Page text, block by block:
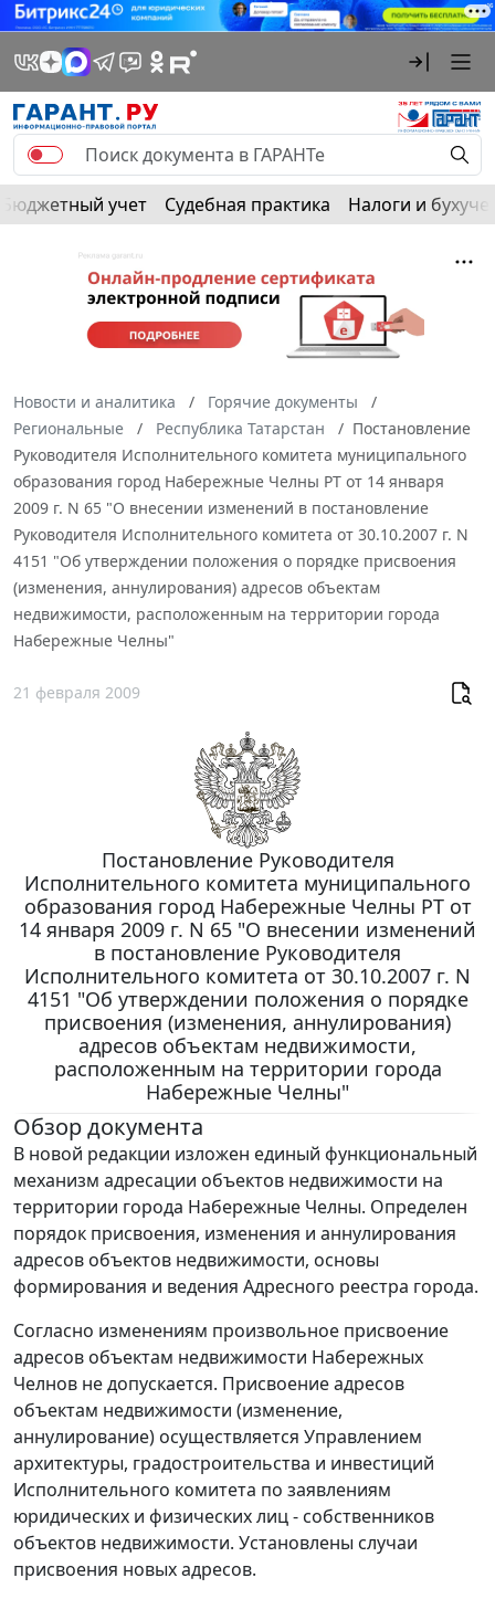
Бюджетный учет Судебная практика Налоги и
Новости и аналитика
Горячие документы
Региональные
Республика Татарстан
Постановление
Руководителя Исполнительного комитета муниципального
образования город Набережные Челны РТ от 14 января
2009 г. N 65 "О внесении изменений в постановление
Руководителя Исполнительного комитета от 30.10.2007 г. N
4151 "Об утверждении положения о порядке присвоения
(изменения, аннулирования) адресов объектам
недвижимости, расположенным на территории города
Набережные Челны"
21 февраля 2009
Постановление Руководителя
Исполнительного комитета муниципального
образования город Набережные Челны РТ от
14 января 2009 г. N 65 "О внесении изменений
в постановление Руководителя
Исполнительного комитета от 30.10.2007 г. N
4151 "Об утверждении положения о порядке
присвоения (изменения, аннулирования)
адресов объектам недвижимости,
расположенным на территории города
Набережные Челны"
Обзор документа
В новой редакции изложен единый функциональный
механизм адресации объектов недвижимости на
территории города Набережные Челны. Определен
порядок присвоения, изменения и аннулирования
адресов объектов недвижимости, основы
формирования и ведения Адресного реестра города.
Согласно изменениям произвольное присвоение
адресов объектам недвижимости Набережных
Челнов не допускается. Присвоение адресов
объектам недвижимости (изменение,
аннулирование) осуществляется Управлением
архитектуры, градостроительства и инвестиций
Исполнительного комитета по заявлениям
юридических и физических лиц - собственников
объектов недвижимости. Установлены случаи
присвоения новых адресов.